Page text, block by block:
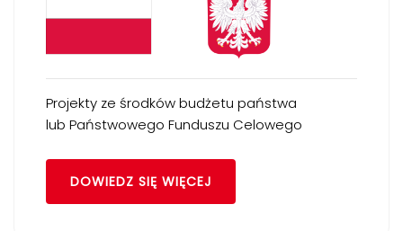
Projekty ze środków budżetu państwa
lub Państwowego Funduszu Celowego
DOWIEDZ SIĘ WIĘCEJ